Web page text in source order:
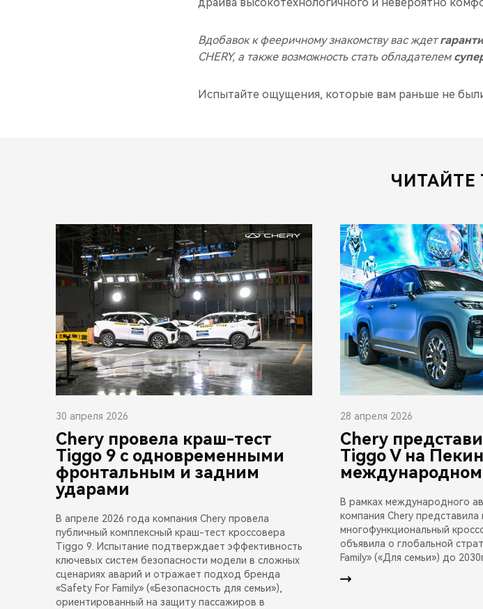
Вдобавок к фееричному знакомству вас ждет
CHERY, а также возможность стать обладателем
Испытайте ощущения, которые вам раньше не
ЧИТАЙТЕ
30 апреля 2026
Chery провела краш-тест
Tiggo 9 с одновременными
фронтальным и задним
ударами
В апреле 2026 года компания Chery провела
публичный комплексный краш-тест кроссовера
Tiggo 9. Испытание подтверждает эффективность
ключевых систем безопасности модели в сложных
сценариях аварий и отражает подход бренда
«Safety For Family» («Безопасность для семьи»),
ориентированный на защиту пассажиров в
28 апреля 2026
Chery
Tiggo V на
международном
В рамках международного
компания Chery представила
многофункциональный
объявила о глобальной
Family» («Для семьи») до